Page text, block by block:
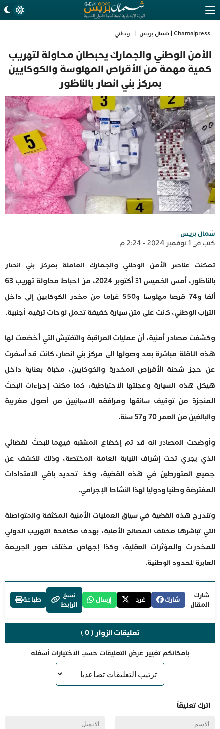
Chamalpress | شمال بريس وطني
الأمن الوطني والجمارك يحبطان محاولة لتهريب
كمية مهمة من الأقراص المهلوسة والكوكايين
بمركز بني انصار بالناظور
شمال بريس
كتب في 1 نوفمبر 2024 - 2:24 م
تمكنت عناصر الأمن الوطني والجمارك العاملة بمركز بني انصار
بالناظور، أمس الخميس 31 أكتوبر 2024، من إحباط محاولة تهريب 63
ألفا و74 قرصا مهلوسا و550 غراما من مخدر الكوكايين إلى داخل
التراب الوطني، كانت على متن سيارة خفيفة تحمل لوحات ترقيم أجنبية.
وكشفت مصادر أمنية، أن عمليات المراقبة والتفتيش التي أخضعت لها
هذه الناقلة مباشرة بعد وصولها إلى مركز بني انصار، كانت قد أسفرت
عن حجز شحنة الأقراص المخدرة والكوكايين، مخبأة بعناية داخل
هيكل هذه السيارة وعجلتها الاحتياطية، كما مكنت إجراءات البحث
المنجزة من توقيف سائقها ومرافقه الإسبانيين من أصول مغربية
والبالغين من العمر 70 و57 سنة.
وأوضحت المصادر أنه قد تم إخضاع المشتبه فيهما للبحث القضائي
الذي يجري تحت إشراف النيابة العامة المختصة، وذلك للكشف عن
جميع المتورطين في هذه القضية، وكذا تحديد باقي الامتدادات
المفترضة وطنيا ودوليا لهذا النشاط الإجرامي.
وتندرج هذه القضية في سياق العمليات الأمنية المكثفة والمتواصلة
التي تباشرها مختلف المصالح الأمنية، بهدف مكافحة التهريب الدولي
للمخدرات والمؤثرات العقلية، وكذا إجهاض مختلف صور الجريمة
العابرة للحدود الوطنية.
شارك
المقال
شارك غرد إرسال
نسخ
الرابط
طباعة
تعليقات الزوار ( 0 )
بإمكانكم تغيير عرض التعليقات حسب الاختيارات أسفله
اترك تعليقاً